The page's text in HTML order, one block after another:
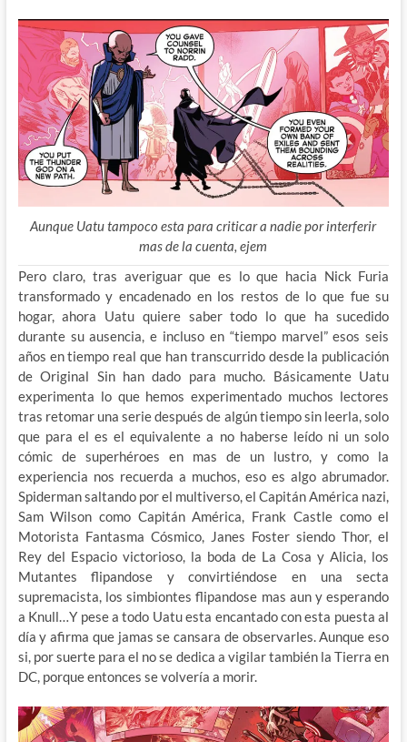
Aunque Uatu tampoco esta para criticar a nadie por interferir
mas de la cuenta, ejem
Pero claro, tras averiguar que es lo que hacia Nick Furia
transformado y encadenado en los restos de lo que fue su
hogar, ahora Uatu quiere saber todo lo que ha sucedido
durante su ausencia, e incluso en “tiempo marvel” esos seis
años en tiempo real que han transcurrido desde la publicación
de Original Sin han dado para mucho. Básicamente Uatu
experimenta lo que hemos experimentado muchos lectores
tras retomar una serie después de algún tiempo sin leerla, solo
que para el es el equivalente a no haberse leído ni un solo
cómic de superhéroes en mas de un lustro, y como la
experiencia nos recuerda a muchos, eso es algo abrumador.
Spiderman saltando por el multiverso, el Capitán América nazi,
Sam Wilson como Capitán América, Frank Castle como el
Motorista Fantasma Cósmico, Janes Foster siendo Thor, el
Rey del Espacio victorioso, la boda de La Cosa y Alicia, los
Mutantes flipandose y convirtiéndose en una secta
supremacista, los simbiontes flipandose mas aun y esperando
a Knull…Y pese a todo Uatu esta encantado con esta puesta al
día y afirma que jamas se cansara de observarles. Aunque eso
si, por suerte para el no se dedica a vigilar también la Tierra en
DC, porque entonces se volvería a morir.